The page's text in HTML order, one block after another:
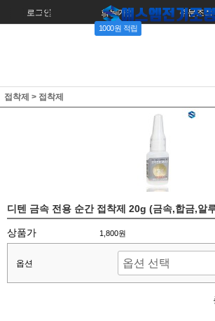
로그인 회원가입
1000원 적립
주문조회
접착제 > 접착제
디텐 금속 전용 순간 접착제 20g (금속,합금,알
상품가 1,800원
옵션